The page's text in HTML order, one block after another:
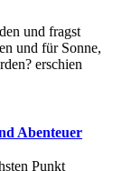
und fragst
und für Sonne,
erschien
Abenteuer
Punkt